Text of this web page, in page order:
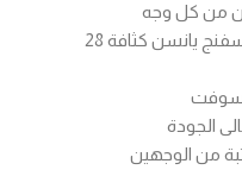
من كل وجه
يانسن كثافة 28
الجودة
من الوجهين